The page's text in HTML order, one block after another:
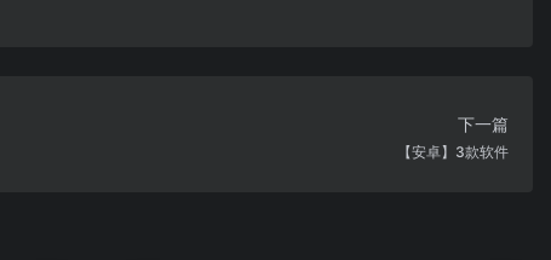
下一篇
【安卓】3款软件